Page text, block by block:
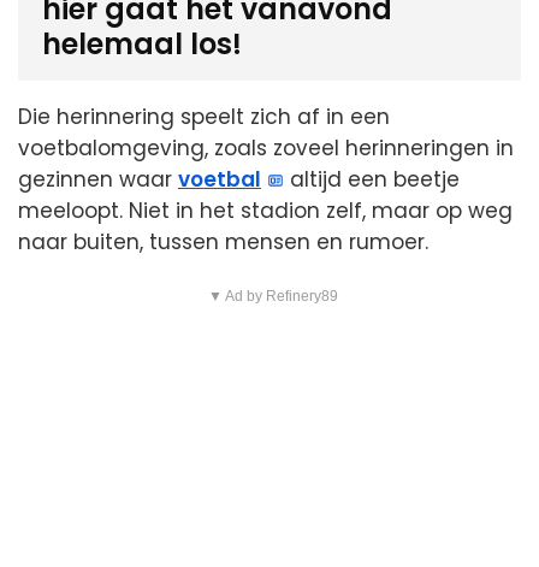
hier gaat het vanavond
helemaal los!
Die herinnering speelt zich af in een
voetbalomgeving, zoals zoveel herinneringen in
gezinnen waar voetbal
altijd een beetje
meeloopt. Niet in het stadion zelf, maar op weg
naar buiten, tussen mensen en rumoer.
▼ Ad by Refinery89